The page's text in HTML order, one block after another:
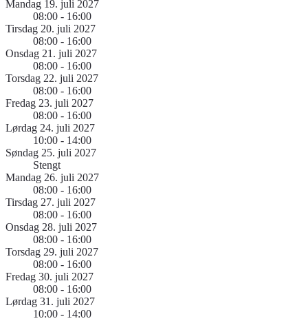
Mandag 19. juli 2027
08:00 - 16:00
Tirsdag 20. juli 2027
08:00 - 16:00
Onsdag 21. juli 2027
08:00 - 16:00
Torsdag 22. juli 2027
08:00 - 16:00
Fredag 23. juli 2027
08:00 - 16:00
Lørdag 24. juli 2027
10:00 - 14:00
Søndag 25. juli 2027
Stengt
Mandag 26. juli 2027
08:00 - 16:00
Tirsdag 27. juli 2027
08:00 - 16:00
Onsdag 28. juli 2027
08:00 - 16:00
Torsdag 29. juli 2027
08:00 - 16:00
Fredag 30. juli 2027
08:00 - 16:00
Lørdag 31. juli 2027
10:00 - 14:00